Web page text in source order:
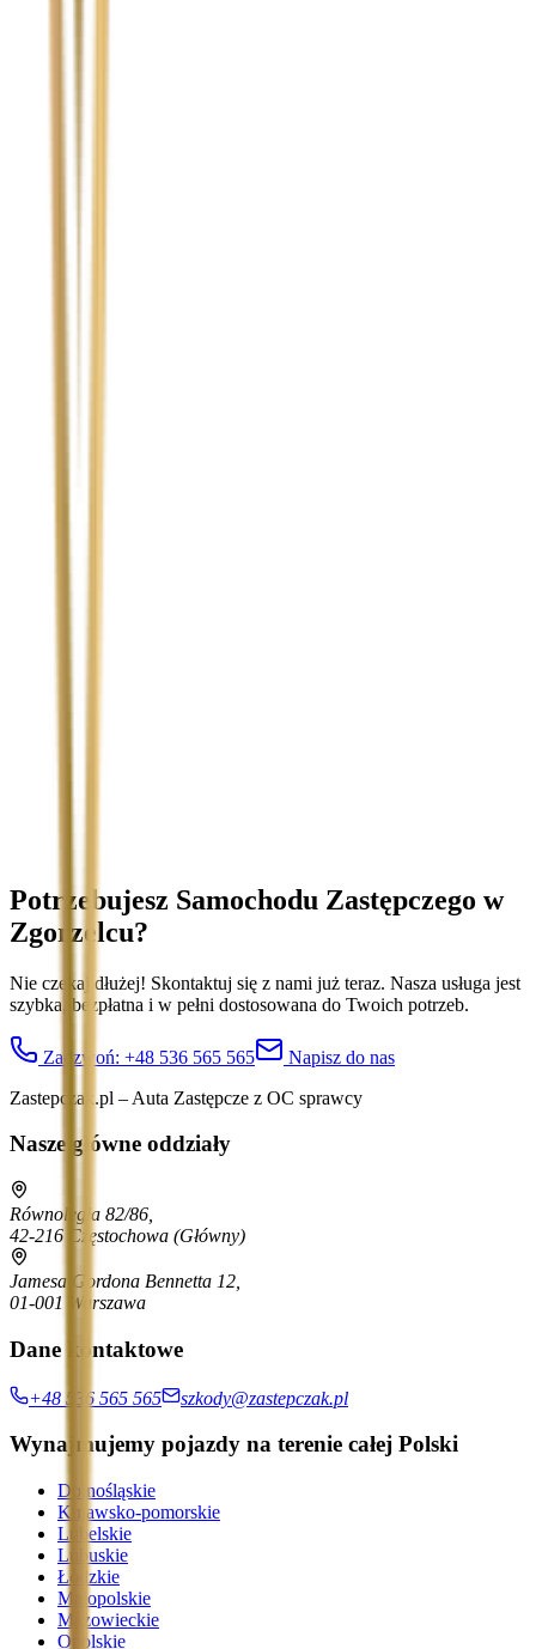
Potrzebujesz Samochodu Zastępczego w
Zgorzelcu?
Nie czekaj dłużej! Skontaktuj się z nami już teraz. Nasza usługa jest
szybka, bezpłatna i w pełni dostosowana do Twoich potrzeb.
Zadzwoń: +48 536 565 565
Napisz do nas
Zastepczak.pl – Auta Zastępcze z OC sprawcy
Nasze główne oddziały
Równoległa 82/86,
42-216 Częstochowa (Główny)
Jamesa Gordona Bennetta 12,
01-001 Warszawa
Dane kontaktowe
+48 536 565 565 szkody@zastepczak.pl
Wynajmujemy pojazdy na terenie całej Polski
Dolnośląskie
Kujawsko-pomorskie
Lubelskie
Lubuskie
Łódzkie
Małopolskie
Mazowieckie
Opolskie